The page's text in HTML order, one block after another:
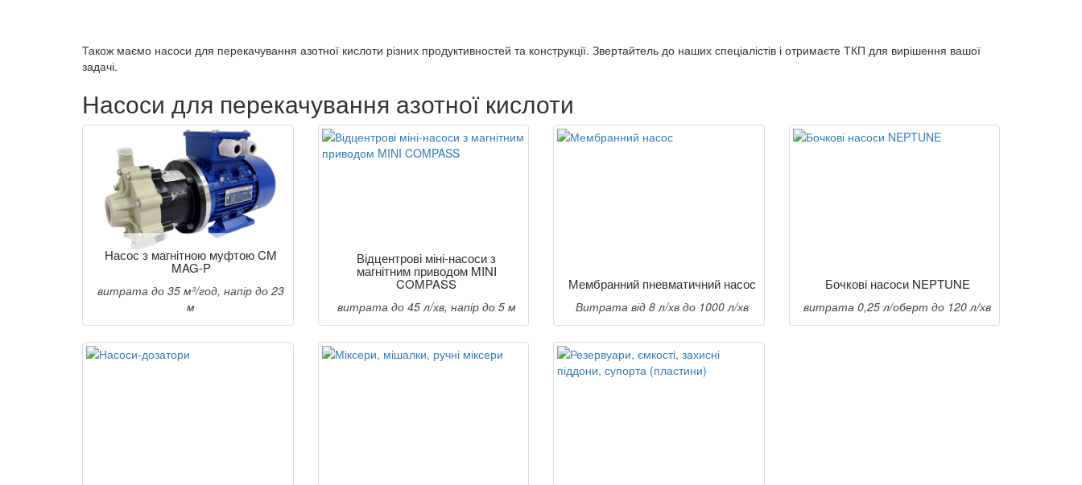
Також маємо насоси для перекачування азотної кислоти різних продуктивностей та конструкції. Звертайтель до наших спеціалістів і отримаєте ТКП для вирішення вашої
задачі.
Насоси для перекачування азотної кислоти
Насос з магнітною муфтою CM
MAG-P
витрата до 35 м³/год, напір до 23
м
Відцентрові міні-насоси з
магнітним приводом MINI
COMPASS
витрата до 45 л/хв, напір до 5 м
Мембранний пневматичний насос
Витрата від 8 л/хв до 1000 л/хв
Бочкові насоси NEPTUNE
витрата 0,25 л/оберт до 120 л/хв